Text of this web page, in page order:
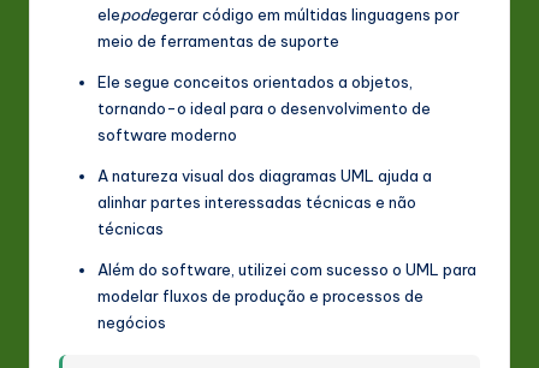
elepodegerar código em múltidas linguagens por
meio de ferramentas de suporte
Ele segue conceitos orientados a objetos,
tornando-o ideal para o desenvolvimento de
software moderno
A natureza visual dos diagramas UML ajuda a
alinhar partes interessadas técnicas e não
técnicas
Além do software, utilizei com sucesso o UML para
modelar fluxos de produção e processos de
negócios